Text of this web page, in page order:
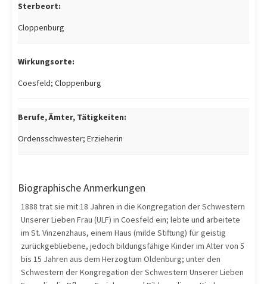
Sterbeort:
Cloppenburg
Wirkungsorte:
Coesfeld; Cloppenburg
Berufe, Ämter, Tätigkeiten:
Ordensschwester; Erzieherin
Biographische Anmerkungen
1888 trat sie mit 18 Jahren in die Kongregation der Schwestern
Unserer Lieben Frau (ULF) in Coesfeld ein; lebte und arbeitete
im St. Vinzenzhaus, einem Haus (milde Stiftung) für geistig
zurückgebliebene, jedoch bildungsfähige Kinder im Alter von 5
bis 15 Jahren aus dem Herzogtum Oldenburg; unter den
Schwestern der Kongregation der Schwestern Unserer Lieben